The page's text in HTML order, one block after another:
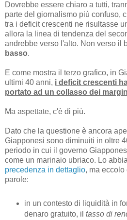
Dovrebbe essere chiaro a tutti,
parte del giornalismo più confuso,
tra i deficit crescenti ne risultasse
allora la linea di tendenza del
andrebbe verso l'alto. Non verso il
basso.
E come mostra il terzo grafico, in
ultimi 40 anni, i deficit crescenti
portato ad un collasso dei
Ma aspettate, c'è di più.
Dato che la questione è ancora
Giapponesi sono diminuiti in oltre
periodo in cui il governo
come un marinaio ubriaco. Lo
precedenza in dettaglio, ma
parole:
in un contesto di liquidità in
denaro gratuito, il tasso di